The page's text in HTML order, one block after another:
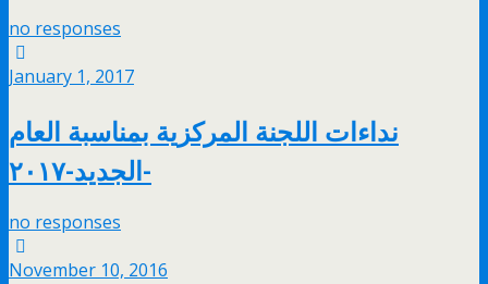
no responses
January 1, 2017
نداءات اللجنة المركزية بمناسبة العام
الجديد-٢٠١٧-
no responses
November 10, 2016